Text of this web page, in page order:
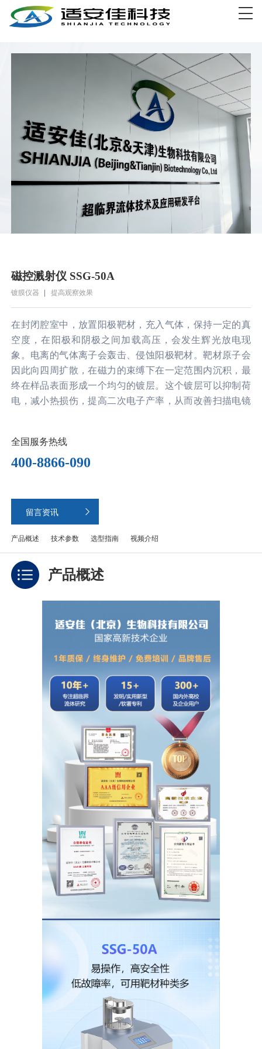
磁控溅射仪 SSG-50A
镀膜仪器 提高观察效果
在封闭腔室中，放置阳极靶材，充入气体，保持一定的真
空度，在阳极和阴极之间加载高压，会发生辉光放电现
象。电离的气体离子会轰击、侵蚀阳极靶材。靶材原子会
因此向四周扩散，在磁力的束缚下在一定范围内沉积，最
终在样品表面形成一个均匀的镀层。这个镀层可以抑制荷
电，减小热损伤，提高二次电子产率，从而改善扫描电镜
小的晶粒尺寸、更薄的连续镀层，有时候也会使用其他靶
材（比如铬、铂金、铜）。
全国服务热线
400-8866-090
留言资讯 
产品概述 技术参数 选型指南 视频介绍
产品概述